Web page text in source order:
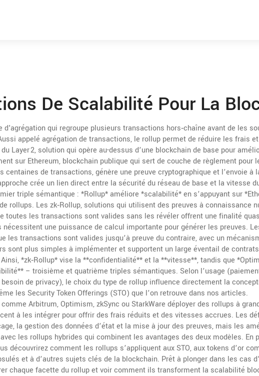
De Scalabilité Pour La
d'agrégation qui regroupe plusieurs transactions hors‑chaîne avant de les
appelé agrégation de transactions, le rollup permet de réduire les frais
Layer 2, solution qui opère au-dessus d’une blockchain de base pour
sur Ethereum, blockchain publique qui sert de couche de règlement pour
centaines de transactions, génère une preuve cryptographique et l’envoie à
crée un lien direct entre la sécurité du réseau de base et la vitesse
triple sémantique : *Rollup* améliore *scalabilité* en s’appuyant sur
rollups. Les zk‑Rollup, solutions qui utilisent des preuves à connaissance
toutes les transactions sont valides sans les révéleroffrent une finalité
une puissance de calcul importante pour générer les preuves.
les transactions sont valides jusqu’à preuve du contraire, avec un
sont plus simples à implémenter et supportent un large éventail de
*zk‑Rollup* vise la **confidentialité** et la **vitesse**, tandis que
– troisième et quatrième triples sémantiques. Selon l’usage
de privacy), le choix du type de rollup influence directement la
les Security Token Offerings (STO) que l’on retrouve dans nos articles.
Arbitrum, Optimism, zkSync ou StarkWare déployer des rollups à
à les intégrer pour offrir des frais réduits et des vitesses accrues. Les
la gestion des données d’état et la mise à jour des preuves, mais les
les rollups hybrides qui combinent les avantages des deux modèles. En
découvrirez comment les rollups s’appliquent aux STO, aux tokens d’or
et à d’autres sujets clés de la blockchain. Prêt à plonger dans les cas
chaque facette du rollup et voir comment ils transforment la scalabilité